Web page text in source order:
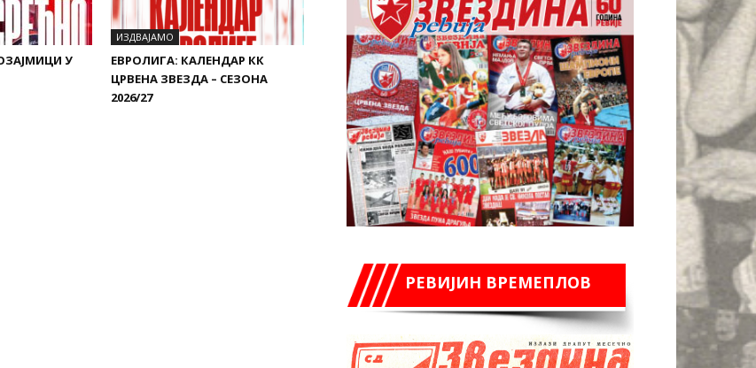
У
ИЗДВАЈАМО
ЕВРОЛИГА: КАЛЕНДАР КК
ЦРВЕНА ЗВЕЗДА – СЕЗОНА
2026/27
РЕВИЈИН ВРЕМЕПЛОВ